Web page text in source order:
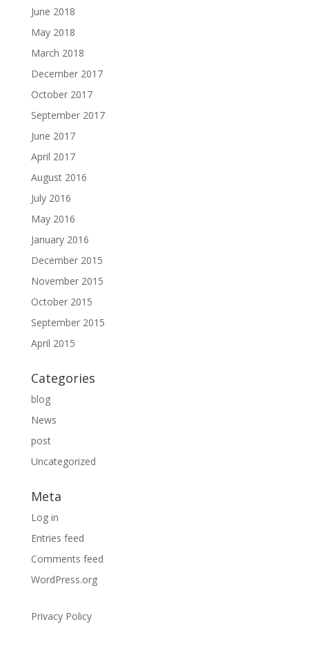
June 2018
May 2018
March 2018
December 2017
October 2017
September 2017
June 2017
April 2017
August 2016
July 2016
May 2016
January 2016
December 2015
November 2015
October 2015
September 2015
April 2015
Categories
blog
News
post
Uncategorized
Meta
Log in
Entries feed
Comments feed
WordPress.org
Privacy Policy